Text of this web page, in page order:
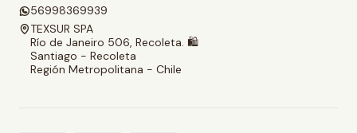
56998369939
TEXSUR SPA
Río de Janeiro 506, Recoleta. 🛍️
Santiago - Recoleta
Región Metropolitana - Chile